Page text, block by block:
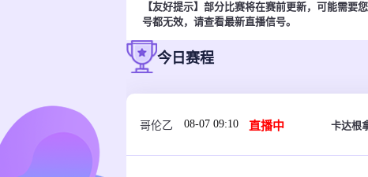
【友好提示】部分比赛将在赛前更新，可能需
号都无效，请查看最新直播信号。
今日赛程
哥伦乙 08-07 09:10 直播中 卡达根